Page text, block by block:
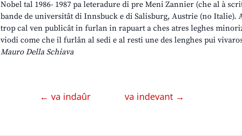
Nobel tal 1986- 1987 pa leteradure di pre Meni Zannier (che al à
bande de universitât di Innsbuck e di Salisburg, Austrie (no Italie).
trop cal ven publicât in furlan in rapuart a ches atres leghes
viodi come che il furlân al sedi e al resti une des lenghes pui
Mauro Della Schiava
← va indaûr va indevant →